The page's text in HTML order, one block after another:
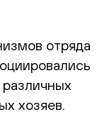
отряда
хозяев.